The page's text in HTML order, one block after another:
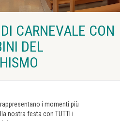
CARNEVALE CON
DEL
i momenti più
nostra festa con TUTTI i